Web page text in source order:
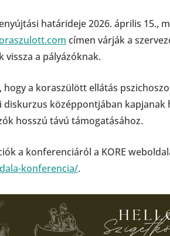
határideje 2026. április 15.,
címen várják a
vissza a pályázóknak.
hogy a koraszülött ellátás
diskurzus középpontjában kapjanak
hosszú távú támogatásához.
a konferenciáról a KORE
konferencia/.